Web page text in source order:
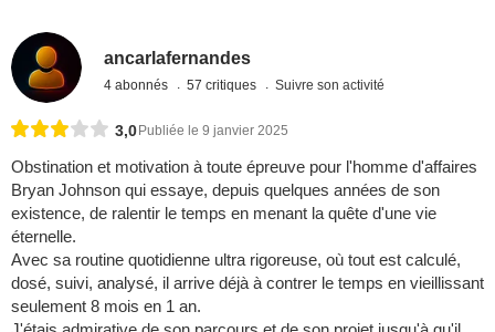
ancarlafernandes
4 abonnés 57 critiques Suivre son activité
3,0 Publiée le 9 janvier 2025
Obstination et motivation à toute épreuve pour l'homme d'affaires
Bryan Johnson qui essaye, depuis quelques années de son
existence, de ralentir le temps en menant la quête d'une vie
éternelle.
Avec sa routine quotidienne ultra rigoreuse, où tout est calculé,
dosé, suivi, analysé, il arrive déjà à contrer le temps en vieillissant
seulement 8 mois en 1 an.